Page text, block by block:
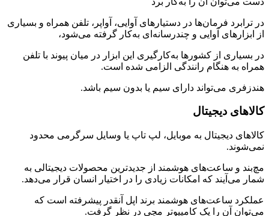
در ترابرد فرمان‌ها در دستیارهای آوایی، آواپر، تلفن همراه و بسیاری
از ابزارهای آوایی و چندرسانه‌ای به‌کار گرفته می‌شود،
در بسیاری از کشورها به‌کارگیری این ابزار در میان پیوند با تلفن
همراه به هنگام رانندگی الزامی شده است.
هندزفری می‌تواند دارای سیم یا بدون سیم باشد.
کالاهای دیجیتال
کالاهای دیجیتال به موبایل، لپ تاپ یا وسایل سرگرمی محدود
نمی‌شوند.
مچ‌بند و ساعت‌های هوشمند از جدیدترین محصولات دیجیتالی به
شمار می‌آیند که امکانات زیادی را در اختیار انسان قرار می‌دهد.
عملکرد ساعت‌های هوشمند برند اپل آنقدر پیشرفته است که
می‌توان آن را یک کامپیوتر مچی در نظر گرفت.